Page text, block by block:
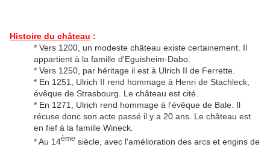
Histoire du château :
* Vers 1200, un modeste château existe certainement. Il
appartient à la famille d'Eguisheim-Dabo.
* Vers 1250, par héritage il est à Ulrich II de Ferrette.
* En 1251, Ulrich II rend hommage à Henri de Stachleck,
évêque de Strasbourg. Le château est cité.
* En 1271, Ulrich rend hommage à l'évêque de Bale. Il
récuse donc son acte passé il y a 20 ans. Le château est
en fief à la famille Wineck.
* Au 14ème siècle, avec l'amélioration des arcs et engins de